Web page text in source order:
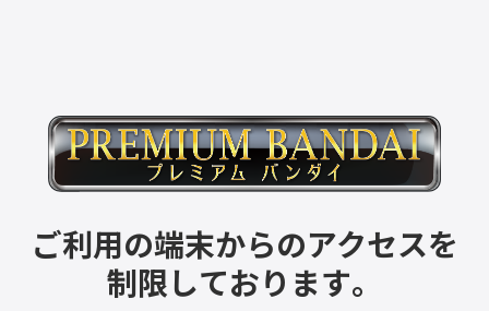
ご利用の端末からのアクセスを
制限しております。